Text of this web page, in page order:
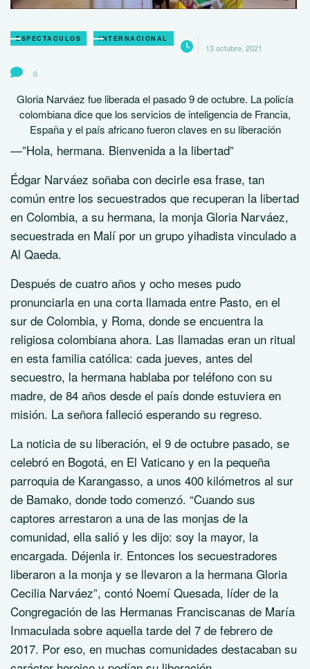
ESPECTACULOS INTERNACIONAL
13 octubre, 2021
0
Gloria Narváez fue liberada el pasado 9 de octubre. La policía
colombiana dice que los servicios de inteligencia de Francia,
España y el país africano fueron claves en su liberación
—”Hola, hermana. Bienvenida a la libertad”
Édgar Narváez soñaba con decirle esa frase, tan
común entre los secuestrados que recuperan la libertad
en Colombia, a su hermana, la monja Gloria Narváez,
secuestrada en Malí por un grupo yihadista vinculado a
Al Qaeda.
Después de cuatro años y ocho meses pudo
pronunciarla en una corta llamada entre Pasto, en el
sur de Colombia, y Roma, donde se encuentra la
religiosa colombiana ahora. Las llamadas eran un ritual
en esta familia católica: cada jueves, antes del
secuestro, la hermana hablaba por teléfono con su
madre, de 84 años desde el país donde estuviera en
misión. La señora falleció esperando su regreso.
La noticia de su liberación, el 9 de octubre pasado, se
celebró en Bogotá, en El Vaticano y en la pequeña
parroquia de Karangasso, a unos 400 kilómetros al sur
de Bamako, donde todo comenzó. “Cuando sus
captores arrestaron a una de las monjas de la
comunidad, ella salió y les dijo: soy la mayor, la
encargada. Déjenla ir. Entonces los secuestradores
liberaron a la monja y se llevaron a la hermana Gloria
Cecilia Narváez”, contó Noemí Quesada, líder de la
Congregación de las Hermanas Franciscanas de María
Inmaculada sobre aquella tarde del 7 de febrero de
2017. Por eso, en muchas comunidades destacaban su